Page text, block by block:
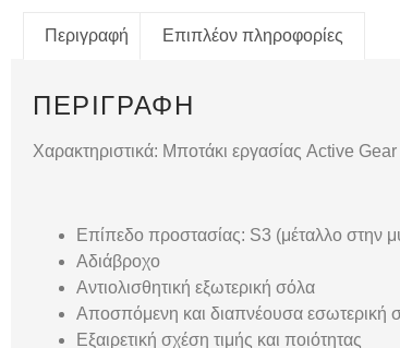
Περιγραφή Επιπλέον πληροφορίες
ΠΕΡΙΓΡΑΦΉ
Χαρακτηριστικά: Μποτάκι εργασίας Active
Επίπεδο προστασίας: S3 (μέταλλο στην
Αδιάβροχο
Αντιολισθητική εξωτερική σόλα
Αποσπόμενη και διαπνέουσα εσωτερική
Εξαιρετική σχέση τιμής και ποιότητας